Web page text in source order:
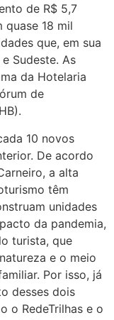
de R$ 5,7
18 mil
que, em sua
Sudeste. As
da Hotelaria
de
10 novos
De acordo
a alta
têm
unidades
da pandemia,
turista, que
e o meio
Por isso, já
desses dois
o RedeTrilhas e o